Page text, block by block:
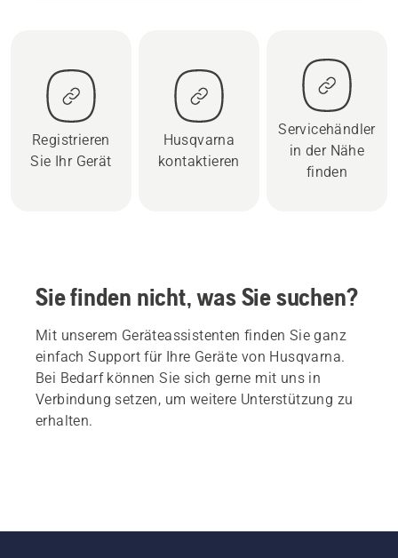
Registrieren
Sie Ihr Gerät
Husqvarna
kontaktieren
Servicehändler
in der Nähe
finden
Sie finden nicht, was Sie suchen?
Mit unserem Geräteassistenten finden Sie ganz
einfach Support für Ihre Geräte von Husqvarna.
Bei Bedarf können Sie sich gerne mit uns in
Verbindung setzen, um weitere Unterstützung zu
erhalten.